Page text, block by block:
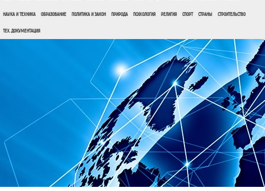
НАУКА И ТЕХНИКА ОБРАЗОВАНИЕ ПОЛИТИКА И ЗАКОН ПРИРОДА ПСИХОЛОГИЯ РЕЛИГИЯ СПОРТ СТРАНЫ СТРОИТЕЛЬСТВО
ТЕХ. ДОКУМЕНТАЦИЯ